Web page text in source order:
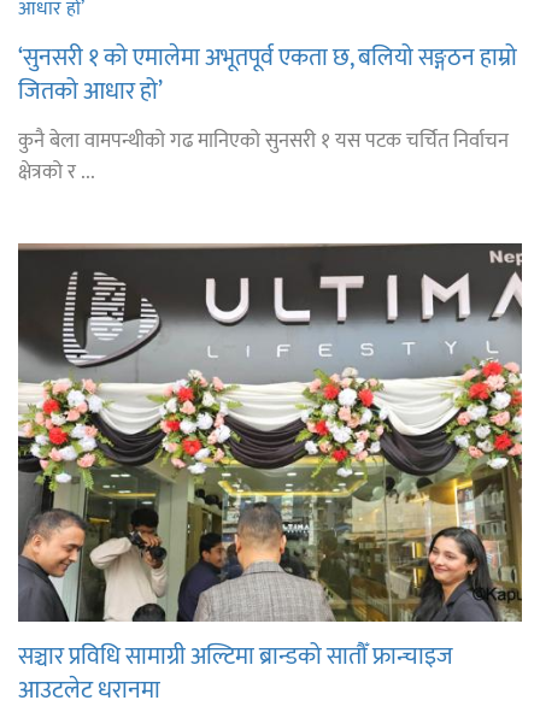
‘सुनसरी १ को एमालेमा अभूतपूर्व एकता छ, बलियो सङ्गठन हाम्रो
जितको आधार हो’
कुनै बेला वामपन्थीको गढ मानिएको सुनसरी १ यस पटक चर्चित निर्वाचन
क्षेत्रको र ...
सञ्चार प्रविधि सामाग्री अल्टिमा ब्रान्डको सातौँ फ्रान्चाइज
आउटलेट धरानमा